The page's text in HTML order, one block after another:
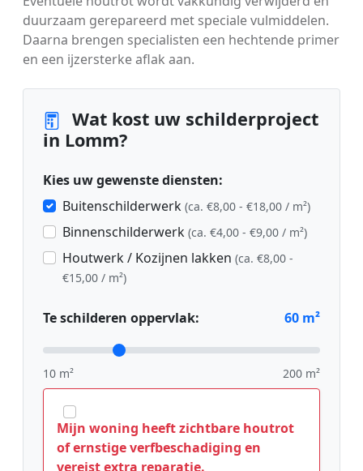
duurzaam gerepareerd met speciale vulmiddelen.
Daarna brengen specialisten een hechtende primer
en een ijzersterke aflak aan.
Wat kost uw schilderproject
in Lomm?
Kies uw gewenste diensten:
Buitenschilderwerk (ca. €8,00 - €18,00 / m²)
Binnenschilderwerk (ca. €4,00 - €9,00 / m²)
Houtwerk / Kozijnen lakken (ca. €8,00 -
€15,00 / m²)
Te schilderen oppervlak: 60 m²
10 m² 200 m²
Mijn woning heeft zichtbare houtrot
of ernstige verfbeschadiging en
vereist extra reparatie.